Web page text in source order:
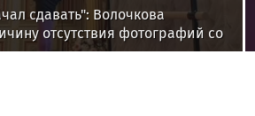
сдавать": Волочкова
отсутствия фотографий со